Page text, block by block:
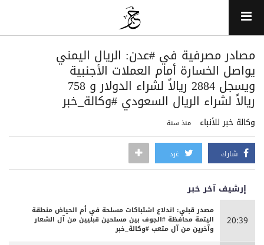
مصادر مصرفية في #عدن: الريال اليمني
يواصل الخسارة أمام العملات الأجنبية
ويسجل 2884 ريالاً لشراء الدولار و 758
ريالاً لشراء الريال السعودي #وكالة_خبر
وكالة خبر للأنباء منذ سنة
شارك غرد
إرشيف آخر خبر
20:39
مصدر قبلي: اندلاع اشتباكات مسلحة في أم الحياض منطقة
اليتمة محافظة #الجوف بين مسلحين قبليين من آل الشعار
وآخرين من آل متعب #وكالة_خبر